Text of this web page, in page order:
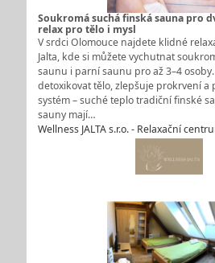
Soukromá suchá finská sauna pro
relax pro tělo i mysl
V srdci Olomouce najdete klidné
Jalta, kde si můžete vychutnat
saunu i parní saunu pro až 3–4
detoxikovat tělo, zlepšuje prokrvení a
systém – suché teplo tradiční finské
sauny mají…
Wellness JALTA s.r.o. - Relaxační